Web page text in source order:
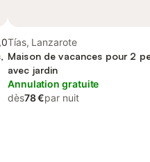
Tías, Lanzarote
Maison de vacances pour 2
avec jardin
Annulation gratuite
dès78 €par nuit